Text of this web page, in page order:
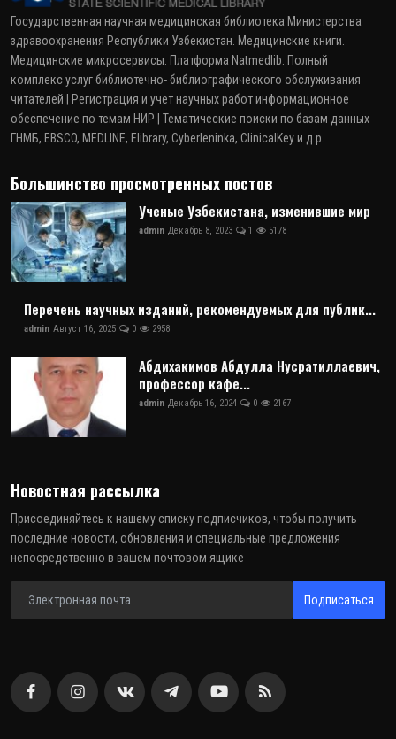
Государственная научная медицинская библиотека Министерства
здравоохранения Республики Узбекистан. Медицинские книги.
Медицинские микросервисы. Платформа Natmedlib. Полный
комплекс услуг библиотечно- библиографического обслуживания
читателей | Регистрация и учет научных работ информационное
обеспечение по темам НИР | Тематические поиски по базам данных
ГНМБ, EBSCO, MEDLINE, Elibrary, Cyberleninka, ClinicalKey и д.р.
Большинство просмотренных постов
Ученые Узбекистана, изменившие мир
admin Декабрь 8, 2023 1 5178
Перечень научных изданий, рекомендуемых для публик...
admin Август 16, 2025 0 2958
Абдихакимов Абдулла Нусратиллаевич,
профессор кафе...
admin Декабрь 16, 2024 0 2167
Новостная рассылка
Присоединяйтесь к нашему списку подписчиков, чтобы получить
последние новости, обновления и специальные предложения
непосредственно в вашем почтовом ящике
Подписаться